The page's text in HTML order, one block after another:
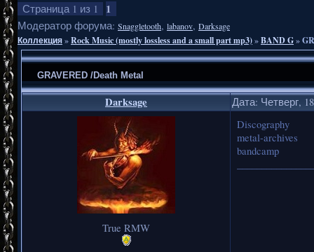
Страница 1 из 1 1
Модератор форума: Snaggletooth, labanov, Darksage
Коллекция»Rock Music (mostly lossless and a small part mp3)»BAND G»
GRAVERED /Death Metal
Darksage Дата: Четверг,
True RMW
Discography
metal-archives
bandcamp